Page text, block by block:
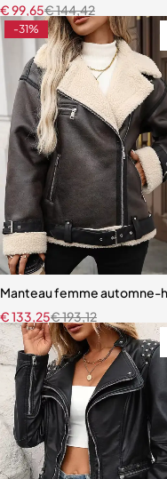
€144,42
€99,65
-31%
Manteau femme automne-
€193,12
€133,25